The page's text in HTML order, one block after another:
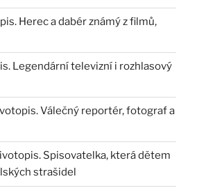
Herec a dabér známý z filmů,
Legendární televizní i rozhlasový
Válečný reportér, fotograf a
Spisovatelka, která dětem
strašidel